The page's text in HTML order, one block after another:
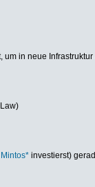
in neue
Mintos* investierst)